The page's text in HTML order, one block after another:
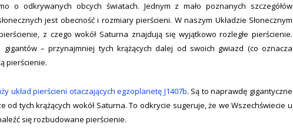
o odkrywanych obcych światach. Jednym z mało poznanych szczegółów
jest obecność i rozmiary pierścieni. W naszym Układzie Słonecznym
z czego wokół Saturna znajdują się wyjątkowo rozległe pierścienie.
gigantów – przynajmniej tych krążących dalej od swoich gwiazd (co oznacza
pierścienie.
układ pierścieni otaczających egzoplanetę J1407b. Są to naprawdę gigantyczne
od tych krążących wokół Saturna. To odkrycie sugeruje, że we Wszechświecie u
się rozbudowane pierścienie.